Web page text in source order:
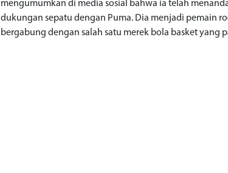
mengumumkan di media sosial bahwa ia telah
dukungan sepatu dengan Puma. Dia menjadi pemain
bergabung dengan salah satu merek bola basket yang